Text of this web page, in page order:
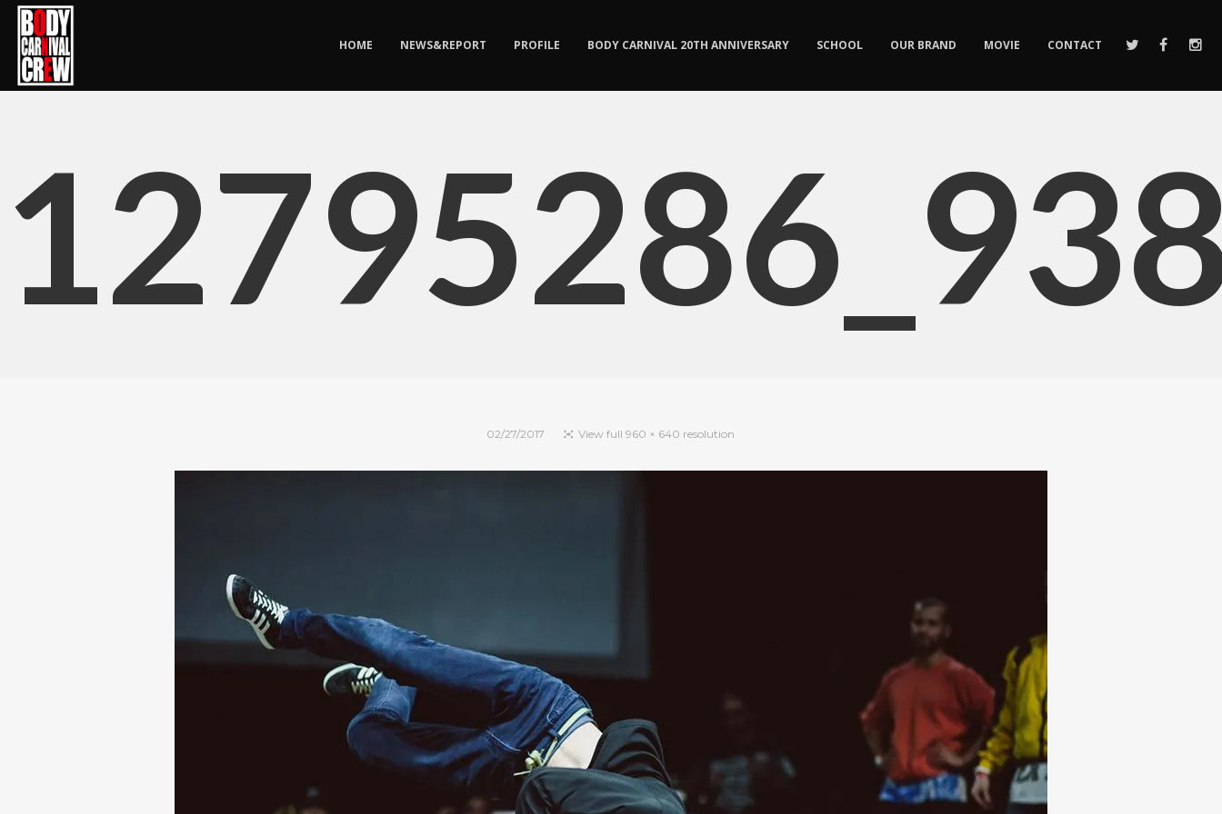
HOME NEWS&REPORT PROFILE BODY CARNIVAL 20TH ANNIVERSARY SCHOOL OUR BRAND MOVIE CONTACT
02/27/2017 View full 960 × 640 resolution